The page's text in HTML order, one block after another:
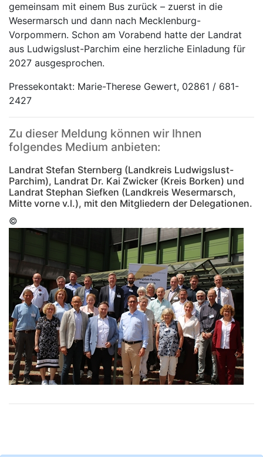
gemeinsam mit einem Bus zurück – zuerst in die
Wesermarsch und dann nach Mecklenburg-
Vorpommern. Schon am Vorabend hatte der Landrat
aus Ludwigslust-Parchim eine herzliche Einladung für
2027 ausgesprochen.
Pressekontakt: Marie-Therese Gewert, 02861 / 681-
2427
Zu dieser Meldung können wir Ihnen
folgendes Medium anbieten:
Landrat Stefan Sternberg (Landkreis Ludwigslust-
Parchim), Landrat Dr. Kai Zwicker (Kreis Borken) und
Landrat Stephan Siefken (Landkreis Wesermarsch,
Mitte vorne v.l.), mit den Mitgliedern der Delegationen.
©